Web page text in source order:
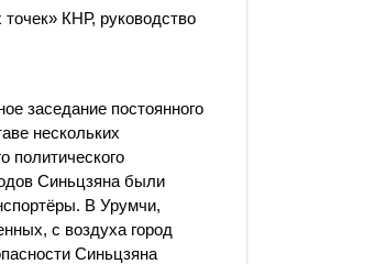
КНР, руководство
заседание постоянного
нескольких
политического
Синьцзяна были
В Урумчи,
с воздуха город
Синьцзяна